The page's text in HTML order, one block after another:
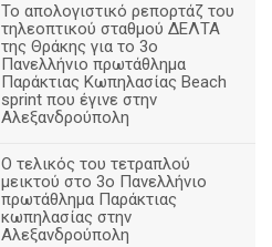
Το απολογιστικό ρεπορτάζ του
τηλεοπτικού σταθμού ΔΕΛΤΑ
της Θράκης για το 3ο
Πανελλήνιο πρωτάθλημα
Παράκτιας Κωπηλασίας Beach
sprint που έγινε στην
Αλεξανδρούπολη
Ο τελικός του τετραπλού
μεικτού στο 3ο Πανελλήνιο
πρωτάθλημα Παράκτιας
κωπηλασίας στην
Αλεξανδρούπολη